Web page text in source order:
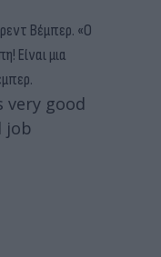
Βέμπερ. «Ο
Είναι μια
very good
job